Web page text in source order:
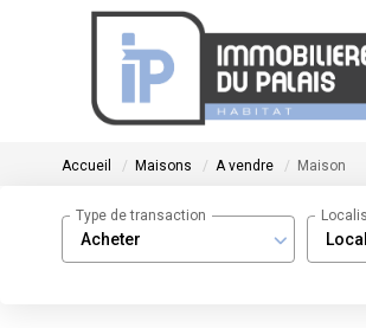
Accueil Maisons A vendre Maison
Acheter
Type de transaction